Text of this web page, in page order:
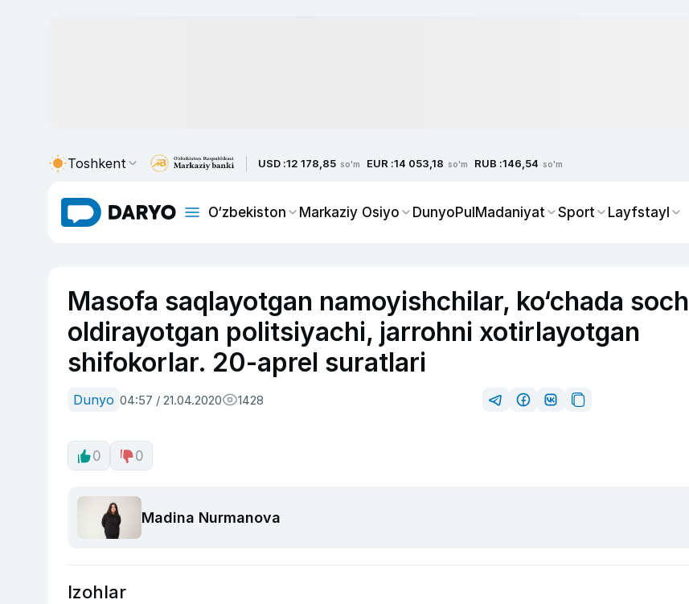
Toshkent USD :12 178,85 so'm EUR :14 053,18 so'm RUB :146,54 so'm
O‘zbekiston Markaziy Osiyo DunyoPulMadaniyat Sport Layfstayl
Masofa saqlayotgan namoyishchilar, ko‘chada soch
oldirayotgan politsiyachi, jarrohni xotirlayotgan
shifokorlar. 20-aprel suratlari
Dunyo 04:57 / 21.04.2020 1428
0 0
Madina Nurmanova
Izohlar